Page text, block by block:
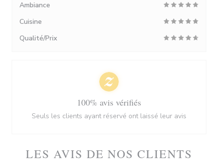
LES AVIS DE NOS CLIENTS
Ambiance
Cuisine
Qualité/Prix
100% avis vérifiés
Seuls les clients ayant réservé ont laissé leur avis